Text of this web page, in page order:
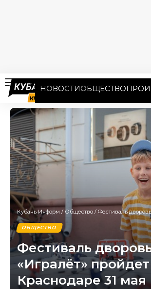
НОВОСТИОБЩЕСТВО
Кубань Информ / Общество / Фестиваль дворовых игр
ОБЩЕСТВО
Фестиваль
«Игралёт»
Краснодаре 31 мая